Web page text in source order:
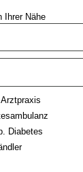
Ihrer Nähe
Diabetes